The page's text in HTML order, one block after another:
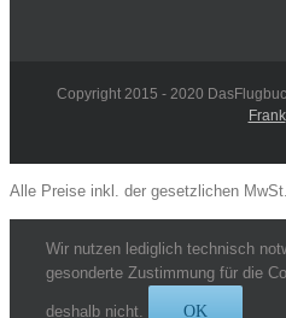
Copyright 2015 - 2020
Frank|
Alle Preise inkl. der gesetzlichen MwSt.
Wir nutzen lediglich technisch
gesonderte Zustimmung für die
deshalb nicht. OK